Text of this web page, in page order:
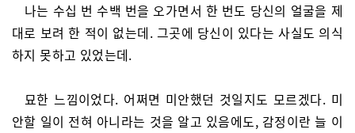
나는 수십 번 수백 번을 오가면서 한 번도 당신의 얼굴을 제
대로 보려 한 적이 없는데. 그곳에 당신이 있다는 사실도 의식
하지 못하고 있었는데.
묘한 느낌이었다. 어쩌면 미안했던 것일지도 모르겠다. 미
안할 일이 전혀 아니라는 것을 알고 있음에도, 감정이란 늘 이